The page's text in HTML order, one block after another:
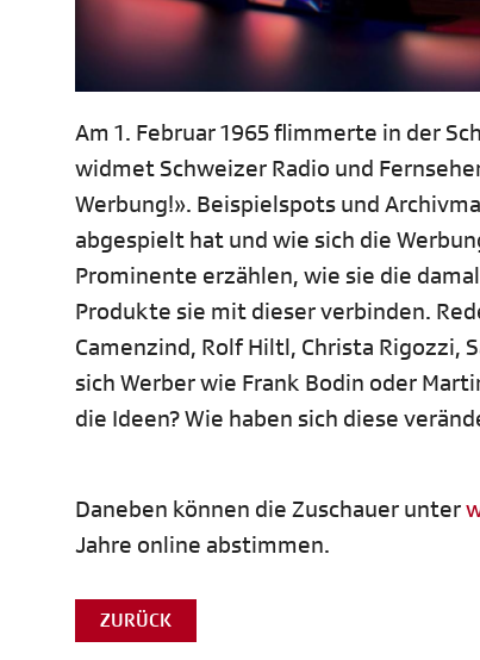
Am 1. Februar 1965 flimmerte in der
widmet Schweizer Radio und
Werbung!». Beispielspots und
abgespielt hat und wie sich die
Prominente erzählen, wie sie die
Produkte sie mit dieser verbinden.
Camenzind, Rolf Hiltl, Christa Rigozzi,
sich Werber wie Frank Bodin oder
die Ideen? Wie haben sich diese
Daneben können die Zuschauer unter
Jahre online abstimmen.
ZURÜCK